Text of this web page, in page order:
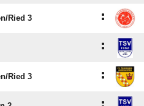
​Ried 3 :
:
​Ried 3 :